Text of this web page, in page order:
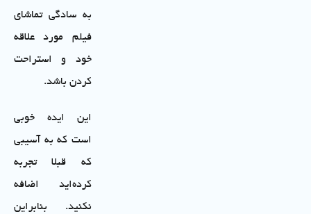
به سادگی تماشای
فیلم مورد علاقه
خود و استراحت
کردن باشد.
این ایده خوبی
است که به آسیبی
که قبلا تجربه
کرده‌اید اضافه
نکنید. بنابراین